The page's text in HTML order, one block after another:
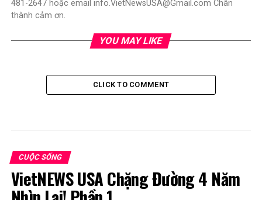
481-2647 hoặc email info.VietNewsUSA@Gmail.com Chân
thành cảm ơn.
YOU MAY LIKE
CLICK TO COMMENT
CUỘC SỐNG
VietNEWS USA Chặng Đường 4 Năm